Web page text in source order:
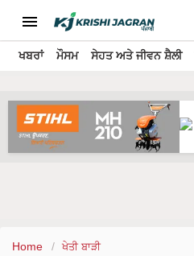
ਖਬਰਾਂ ਮੌਸਮ ਸੇਹਤ ਅਤੇ ਜੀਵਨ ਸ਼ੈਲੀ
Home ਖੇਤੀ ਬਾੜੀ